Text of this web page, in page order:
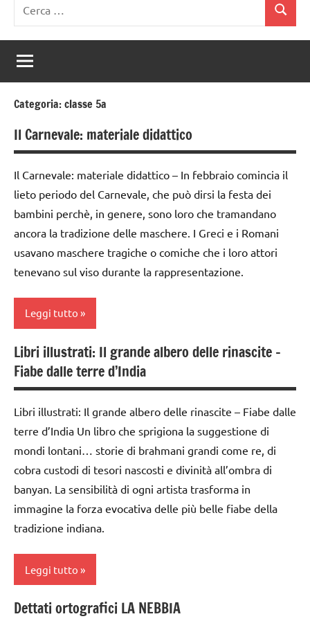
per:
Cerca
Categoria:classe 5a
Il Carnevale: materiale didattico
Il Carnevale: materiale didattico – In febbraio comincia il
lieto periodo del Carnevale, che può dirsi la festa dei
bambini perchè, in genere, sono loro che tramandano
ancora la tradizione delle maschere. I Greci e i Romani
usavano maschere tragiche o comiche che i loro attori
tenevano sul viso durante la rappresentazione.
Leggi tutto
Carnevale
classe
classe
classe
classe
5a
DOWNLOAD
FESTE
Libri illustrati: Il grande albero delle rinascite –
Fiabe dalle terre d’India
Libri illustrati: Il grande albero delle rinascite – Fiabe dalle
terre d’India Un libro che sprigiona la suggestione di
mondi lontani… storie di brahmani grandi come re, di
cobra custodi di tesori nascosti e divinità all’ombra di
banyan. La sensibilità di ogni artista trasforma in
immagine la forza evocativa delle più belle fiabe della
tradizione indiana.
Leggi tutto
classe
Dettati ortografici LA NEBBIA